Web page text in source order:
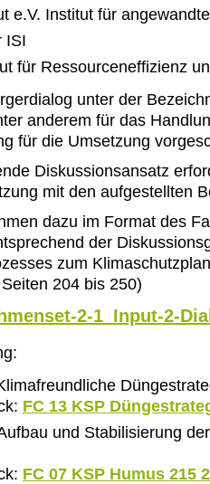
Institut für angewandte
für Ressourceneffizienz
unter der
anderem für das
für die Umsetzung
Diskussionsansatz
mit den aufgestellten
dazu im Format des
der
zum
204 bis 250)
2-1_Input-2-
FC 13 KSP
und Stabilisierung
FC 07 KSP Humus 215